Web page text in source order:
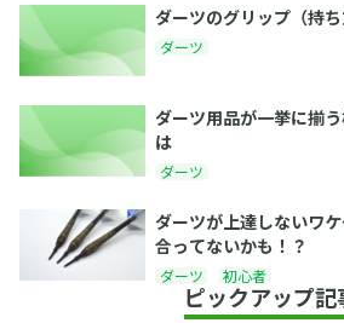
ダーツのグリップ（持
ダーツ
ダーツ用品が一挙に揃
は
ダーツ
ダーツが上達しないワケ
合ってないかも！？
ダーツ 初心者
ピックアップ記